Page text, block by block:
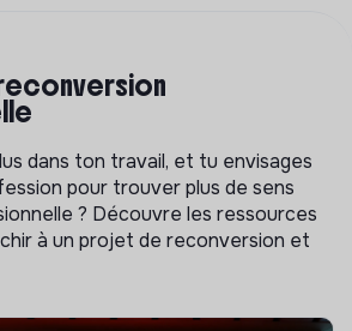
reconversion
dans ton travail, et tu envisages
pour trouver plus de sens
? Découvre les ressources
à un projet de reconversion et